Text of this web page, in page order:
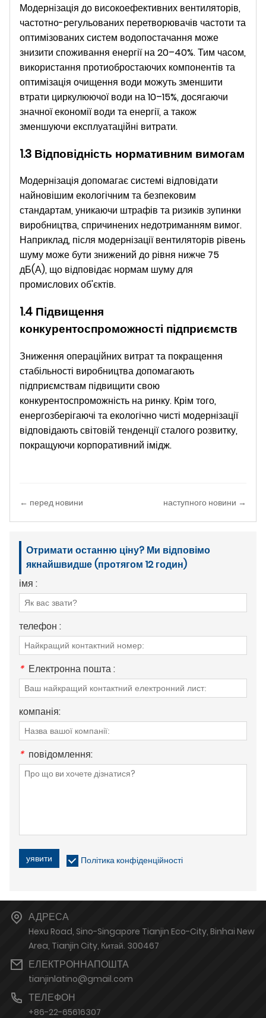
Модернізація до високоефективних вентиляторів,
частотно-регульованих перетворювачів частоти та
оптимізованих систем водопостачання може
знизити споживання енергії на 20–40%. Тим часом,
використання протиобростаючих компонентів та
оптимізація очищення води можуть зменшити
втрати циркулюючої води на 10–15%, досягаючи
значної економії води та енергії, а також
зменшуючи експлуатаційні витрати.
1.3 Відповідність нормативним вимогам
Модернізація допомагає системі відповідати
найновішим екологічним та безпековим
стандартам, уникаючи штрафів та ризиків зупинки
виробництва, спричинених недотриманням вимог.
Наприклад, після модернізації вентиляторів рівень
шуму може бути знижений до рівня нижче 75
дБ(А), що відповідає нормам шуму для
промислових об'єктів.
1.4 Підвищення
конкурентоспроможності підприємств
Зниження операційних витрат та покращення
стабільності виробництва допомагають
підприємствам підвищити свою
конкурентоспроможність на ринку. Крім того,
енергозберігаючі та екологічно чисті модернізації
відповідають світовій тенденції сталого розвитку,
покращуючи корпоративний імідж.
← перед новини наступного новини →
Отримати останню ціну? Ми відповімо
якнайшвидше (протягом 12 годин)
імя :
телефон :
* Електронна пошта :
компанія:
* повідомлення:
уявити Політика конфіденційності
АДРЕСА
Hexu Road, Sino-Singapore Tianjin Eco-City, Binhai New
Area, Tianjin City, Китай. 300467
ЕЛЕКТРОННАПОШТА
tianjinlatino@gmail.com
ТЕЛЕФОН
+86-22-65616307